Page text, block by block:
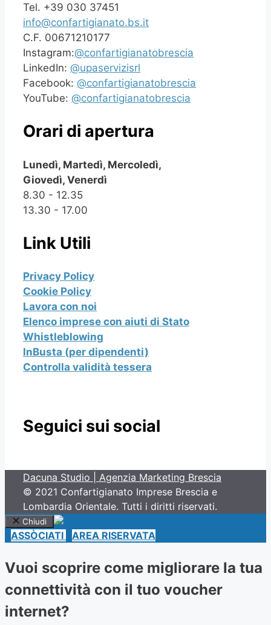
Tel. +39 030 37451
info@confartigianato.bs.it
C.F. 00671210177
Instagram:@confartigianatobrescia
LinkedIn: @upaservizisrl
Facebook: @confartigianatobrescia
YouTube: @confartigianatobrescia
Orari di apertura
Lunedì, Martedì, Mercoledì,
Giovedì, Venerdì
8.30 - 12.35
13.30 - 17.00
Link Utili
Privacy Policy
Cookie Policy
Lavora con noi
Elenco imprese con aiuti di Stato
Whistleblowing
InBusta (per dipendenti)
Controlla validità tessera
Seguici sui social
Dacuna Studio | Agenzia Marketing Brescia
© 2021 Confartigianato Imprese Brescia e
Lombardia Orientale. Tutti i diritti riservati.
Chiudi
ASSÒCIATI AREA RISERVATA
Vuoi scoprire come migliorare la tua
connettività con il tuo voucher
internet?